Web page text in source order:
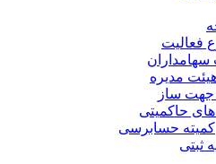
فعالیت
سهامداران
مدیره
جهت ساز
های حاکمیتی
کمیته حسابرسی
ثبتی